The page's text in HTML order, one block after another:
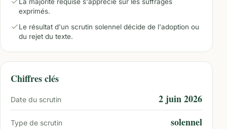
exprimés.
Le résultat d'un scrutin solennel décide de l'adoption ou
du rejet du texte.
Chiffres clés
Date du scrutin 2 juin 2026
Type de scrutin solennel